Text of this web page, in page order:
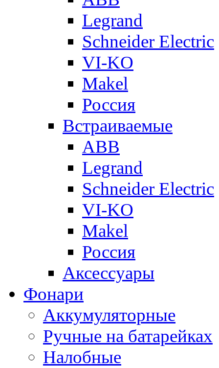
Legrand
Schneider Electric
VI-KO
Makel
Россия
Встраиваемые
ABB
Legrand
Schneider Electric
VI-KO
Makel
Россия
Аксессуары
Фонари
Аккумуляторные
Ручные на батарейках
Налобные